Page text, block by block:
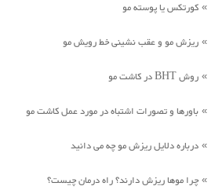
» کورتکس یا پوسته مو
» ریزش مو و عقب نشینی خط رویش مو
» روش BHT در کاشت مو
» باورها و تصورات اشتباه در مورد عمل کاشت مو
» درباره دلایل ریزش مو چه می دانید
» چرا موها ریزش دارند؟ راه درمان چیست؟